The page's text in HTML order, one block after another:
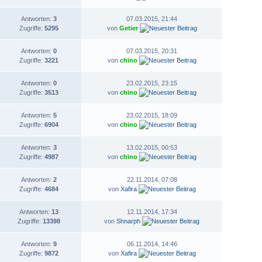
Antworten:3
Zugriffe:5295
07.03.2015, 21:44
von Getier
Antworten:0
Zugriffe:3221
07.03.2015, 20:31
von chino
Antworten:0
Zugriffe:3513
23.02.2015, 23:15
von chino
Antworten:5
Zugriffe:6904
23.02.2015, 18:09
von chino
Antworten:3
Zugriffe:4987
13.02.2015, 00:53
von chino
Antworten:2
Zugriffe:4684
22.11.2014, 07:08
von Xafira
Antworten:13
Zugriffe:13398
12.11.2014, 17:34
vonShnarph
Antworten:9
Zugriffe:9872
06.11.2014, 14:46
von Xafira